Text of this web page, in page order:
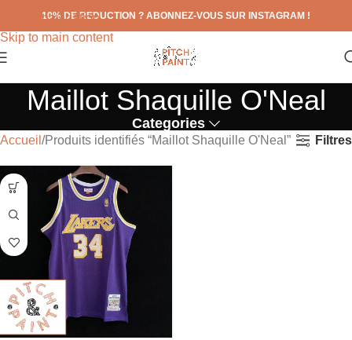
Skip to navigation
Skip to main content
10% DE REDUCTION ? ABONNEZ-VOUS SUR INSTAGRAM !
Maillot Shaquille O'Neal
Categories
Accueil Produits identifiés “Maillot Shaquille O'Neal” Filtres